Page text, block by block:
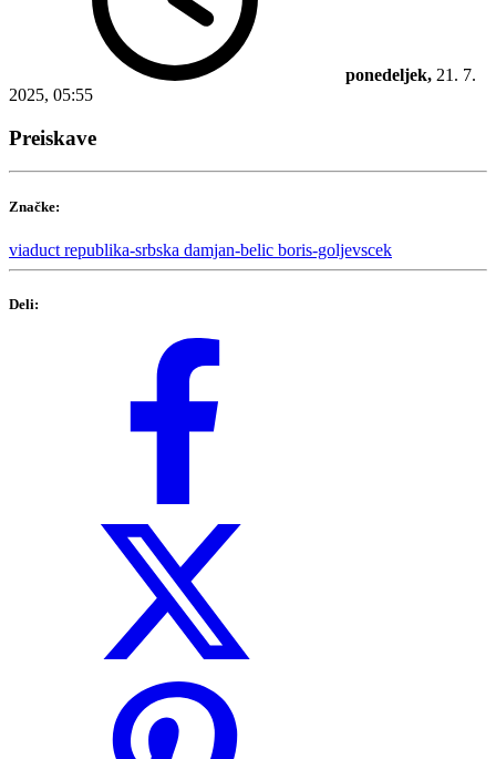
ponedeljek, 21. 7.
2025, 05:55
Preiskave
Značke:
viaduct republika-srbska damjan-belic boris-goljevscek
Deli: